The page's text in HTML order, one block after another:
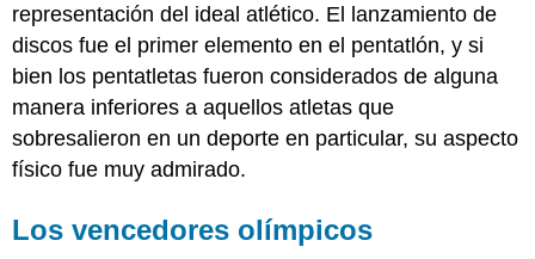
representación del ideal atlético. El lanzamiento de
discos fue el primer elemento en el pentatlón, y si
bien los pentatletas fueron considerados de alguna
manera inferiores a aquellos atletas que
sobresalieron en un deporte en particular, su aspecto
físico fue muy admirado.
Los vencedores olímpicos